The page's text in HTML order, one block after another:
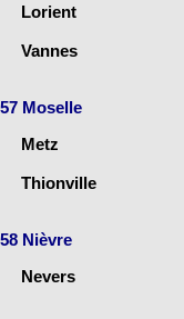
Lorient
Vannes
57 Moselle
Metz
Thionville
58 Nièvre
Nevers